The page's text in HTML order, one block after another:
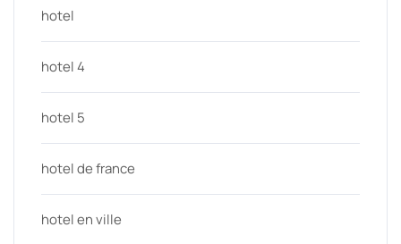
hotel
hotel 4
hotel 5
hotel de france
hotel en ville